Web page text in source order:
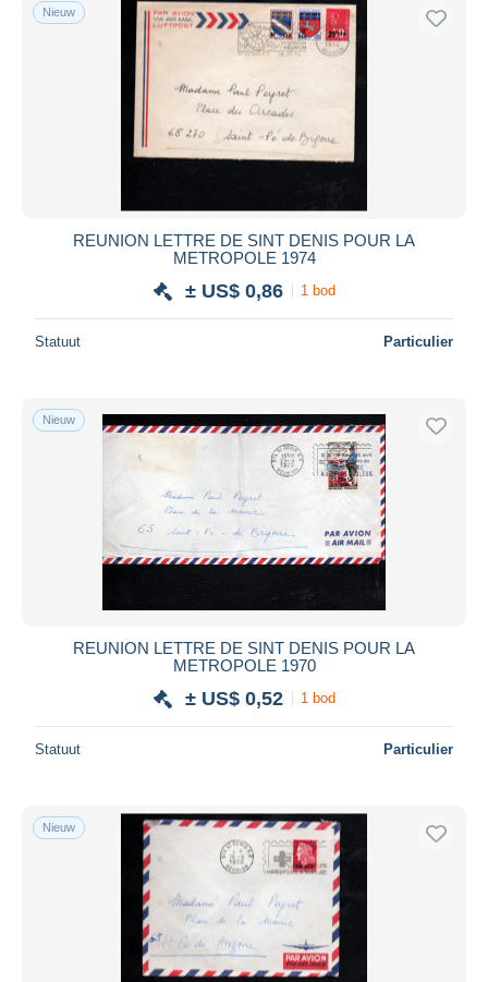
Nieuw
REUNION LETTRE DE SINT DENIS POUR LA
METROPOLE 1974
± US$ 0,86 1 bod
Statuut Particulier
Nieuw
REUNION LETTRE DE SINT DENIS POUR LA
METROPOLE 1970
± US$ 0,52 1 bod
Statuut Particulier
Nieuw